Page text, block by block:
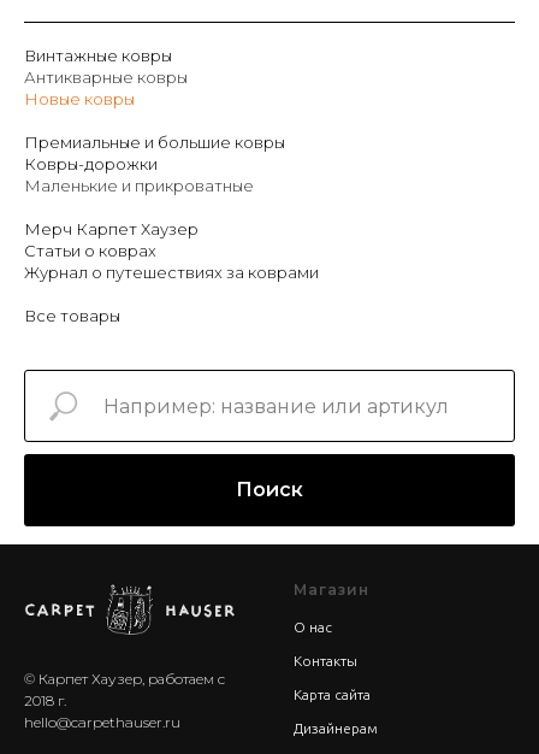
Винтажные ковры
Антикварные ковры
Новые ковры
Премиальные и большие ковры
Ковры-дорожки
Маленькие и прикроватные
Мерч Карпет Хаузер
Статьи о коврах
Журнал о путешествиях за коврами
Все товары
Поиск
© Карпет Хаузер, работаем с
2018 г.
hello@carpethauser.ru
Магазин
О нас
Контакты
Карта сайта
Дизайнерам